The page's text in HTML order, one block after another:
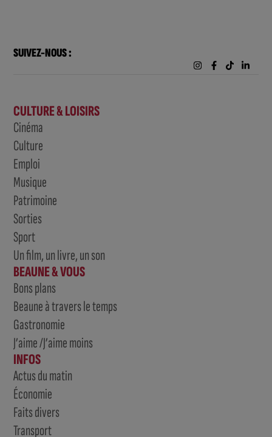
SUIVEZ-NOUS :
CULTURE & LOISIRS
Cinéma
Culture
Emploi
Musique
Patrimoine
Sorties
Sport
Un film, un livre, un son
BEAUNE & VOUS
Bons plans
Beaune à travers le temps
Gastronomie
J’aime /J’aime moins
INFOS
Actus du matin
Économie
Faits divers
Transport